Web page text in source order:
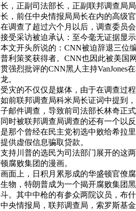
长，正副司法部长，正副联邦调查局
长，前任中央情报局局长在内的高级
在调查了超过六个月以后，调查委员
接受采访被迫承认：至今毫无证据显
本文开头所说的：CNN被迫辞退三位
普利策奖获得者。CNN也因此被美国
贯强烈批评的CNN黑人主持VanJones
龙。
受灾的不仅仅是媒体，由于在调查过
如前联邦调查局科米局长证词中提到
子邮件调查，导致前司法部长林奇正
同时被联邦调查局调查的还有一个以
是那个曾经在民主党初选中败给希拉
提供虚假信息骗取贷款。
支持川普的选民为司法部门展开的这
顿腐败集团的漫画。
画面上，日积月累形成的华盛顿官僚
生物，特朗普成为一个揭开腐败集团
斗。其中中枪的有参众两院议员，布
中央情报局，联邦调查局，索罗斯基